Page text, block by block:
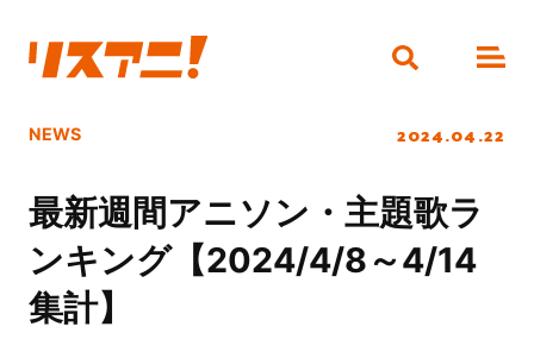
NEWS 2024.04.22
最新週間アニソン・主題歌ラ
ンキング【2024/4/8～4/14
集計】